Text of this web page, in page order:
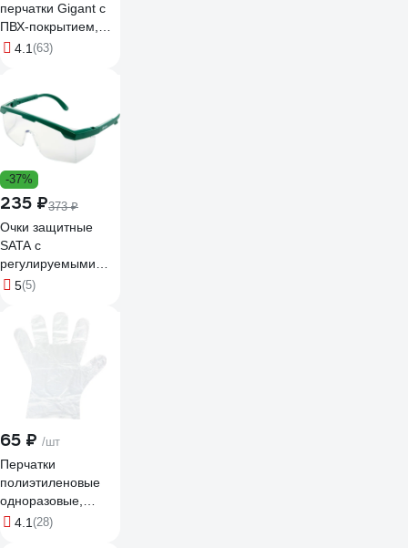
перчатки Gigant с
ПВХ-покрытием,
серые GGC-13
4.1 (63)
-37%
235 ₽373 ₽
Очки защитные
SATA с
регулируемыми
дужками для
5(5)
65 ₽ /шт
Перчатки
полиэтиленовые
одноразовые,
упаковка 100 шт.,
4.1 (28)